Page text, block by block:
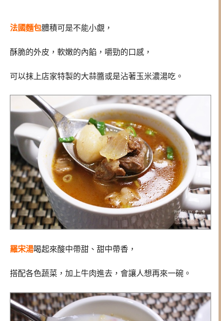
法國麵包體積可是不能小覷，
酥脆的外皮，軟嫩的內餡，嚼勁的口感，
可以抹上店家特製的大蒜醬或是沾著玉米濃湯吃。
羅宋湯喝起來酸中帶甜、甜中帶香，
搭配各色蔬菜，加上牛肉進去，會讓人想再來一碗。